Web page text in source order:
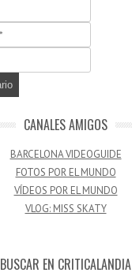
CANALES AMIGOS
BARCELONA VIDEOGUIDE
FOTOS POR EL MUNDO
VÍDEOS POR EL MUNDO
VLOG: MISS SKATY
BUSCAR EN CRITICALANDIA